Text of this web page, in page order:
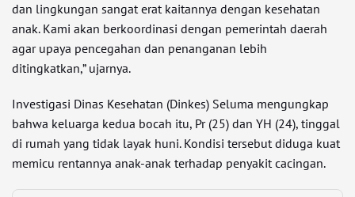
dan lingkungan sangat erat kaitannya dengan kesehatan
anak. Kami akan berkoordinasi dengan pemerintah daerah
agar upaya pencegahan dan penanganan lebih
ditingkatkan,” ujarnya.
Investigasi Dinas Kesehatan (Dinkes) Seluma mengungkap
bahwa keluarga kedua bocah itu, Pr (25) dan YH (24), tinggal
di rumah yang tidak layak huni. Kondisi tersebut diduga kuat
memicu rentannya anak-anak terhadap penyakit cacingan.